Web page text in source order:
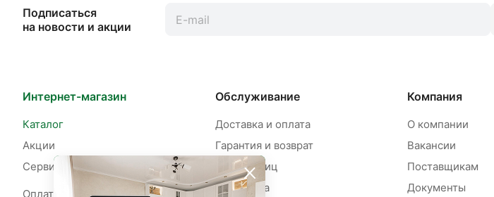
Подписаться
на новости и акции
Интернет-магазин
Каталог
Акции
Сервисы
Оплата рассрочки
Обслуживание
Доставка и оплата
Гарантия и возврат
Для юр. лиц
Рассрочка
Компания
О компании
Вакансии
Поставщикам
Документы